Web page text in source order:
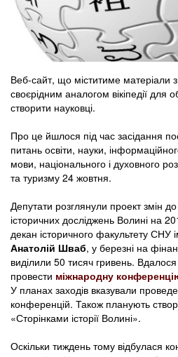
Веб-сайт, що міститиме матеріали з
своєрідним аналогом вікіпедії для
створити науковці.
Про це йшлося під час засідання
питань освіти, науки,
мови, національного і духовного
та туризму 24 жовтня.
Депутати розглянули проект змін
історичних досліджень Волині на
декан історичного факультету СНУ
Анатолій Шваб, у березні на
виділили 50 тисяч гривень.
провести міжнародну
У планах заходів вказували
конференцій. Також планують
«Сторінками історії Волині».
Оскільки тиждень тому відбулася